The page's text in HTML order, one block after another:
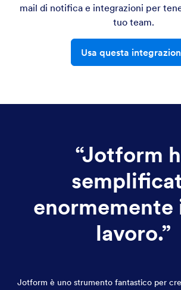
mail di notifica e integrazioni per
tuo team.
Usa questa
“Jotform
enormemente
lavoro.”
Jotform è uno strumento fantastico per